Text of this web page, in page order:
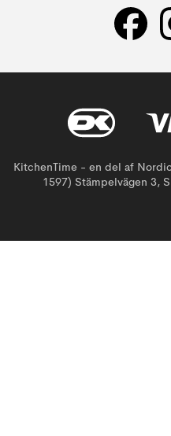
KitchenTime - en del af
1597) Stämpelvägen 3,